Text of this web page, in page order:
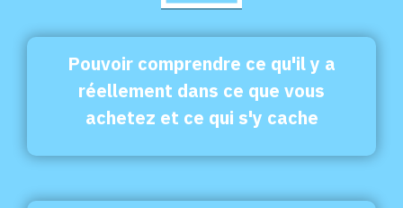
Pouvoir comprendre ce qu'il y a
réellement dans ce que vous
achetez et ce qui s'y cache